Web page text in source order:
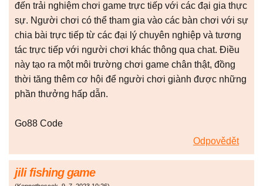
đến trải nghiệm chơi game trực tiếp với các đại gia thực
sự. Người chơi có thể tham gia vào các bàn chơi với sự
chia bài trực tiếp từ các đại lý chuyên nghiệp và tương
tác trực tiếp với người chơi khác thông qua chat. Điều
này tạo ra một môi trường chơi game chân thật, đồng
thời tăng thêm cơ hội để người chơi giành được những
phần thưởng hấp dẫn.
Go88 Code
Odpovědět
jili fishing game